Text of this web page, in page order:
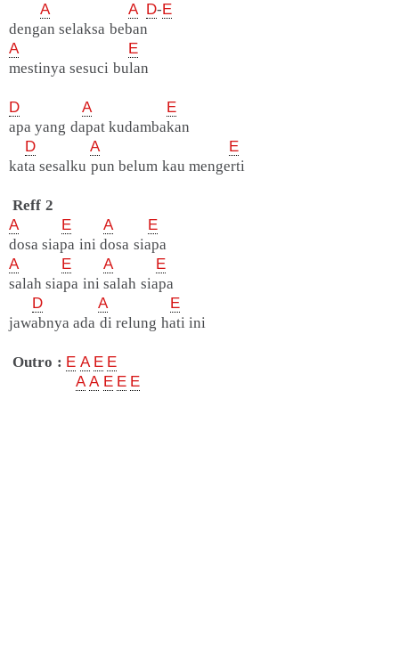
A
A D-E
dengan selaksa beban
A
E
mestinya sesuci bulan
D A
E
apa yang dapat kudambakan
D
A
E
kata sesalku pun belum kau mengerti
Reff 2
A
E A
E
dosa siapa ini dosa siapa
A
E A
E
salah siapa ini salah siapa
D
A
E
jawabnya ada di relung hati ini
Outro : E A E E
A A E E E